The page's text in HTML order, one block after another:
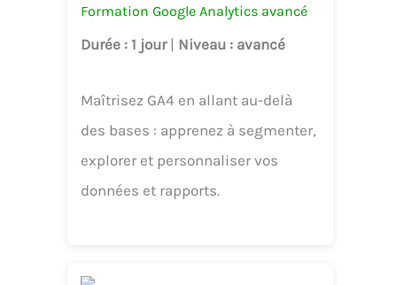
Formation Google Analytics avancé
Durée : 1 jour | Niveau : avancé
Maîtrisez GA4 en allant au-delà
des bases : apprenez à segmenter,
explorer et personnaliser vos
données et rapports.